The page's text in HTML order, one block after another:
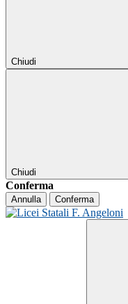
Chiudi
Chiudi
Conferma
Annulla Conferma